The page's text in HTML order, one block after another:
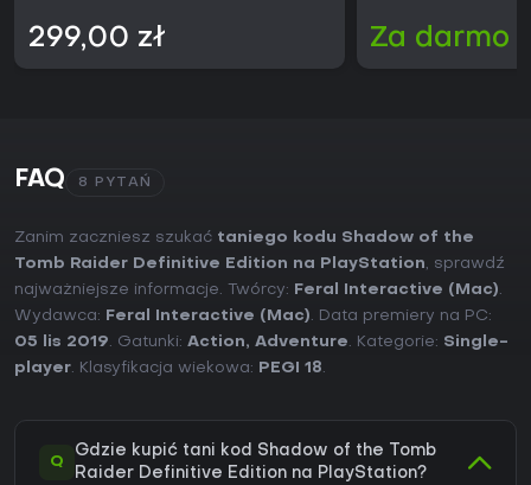
299,00 zł Za darmo
FAQ 8 PYTAŃ
Zanim zaczniesz szukać taniego kodu Shadow of the
Tomb Raider Definitive Edition na PlayStation, sprawdź
najważniejsze informacje. Twórcy:
Feral Interactive (Mac).
Wydawca:
Feral Interactive (Mac). Data premiery na PC:
05 lis 2019. Gatunki: Action, Adventure. Kategorie: Single-
player. Klasyfikacja wiekowa: PEGI 18.
Q
Gdzie kupić tani kod Shadow of the Tomb
Raider Definitive Edition na PlayStation?